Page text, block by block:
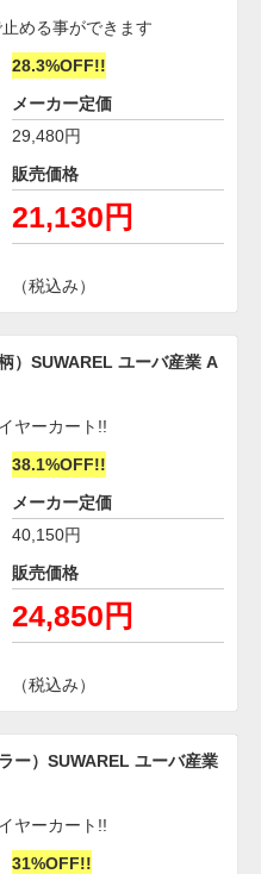
める事ができます
28.3%OFF!!
メーカー定価
29,480円
販売価格
21,130円
（税込み）
）SUWAREL ユーバ産業 A
ヤーカート!!
38.1%OFF!!
メーカー定価
40,150円
販売価格
24,850円
（税込み）
ー）SUWAREL ユーバ産業
ヤーカート!!
31%OFF!!